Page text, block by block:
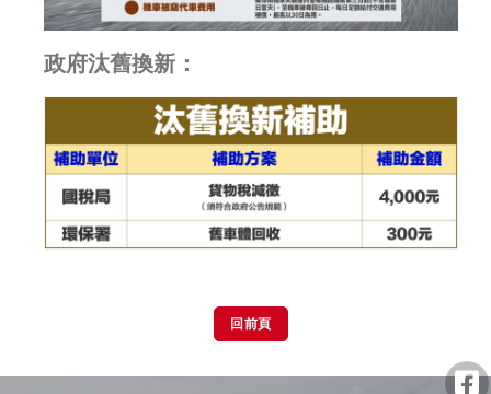
政府汰舊換新：
回前頁